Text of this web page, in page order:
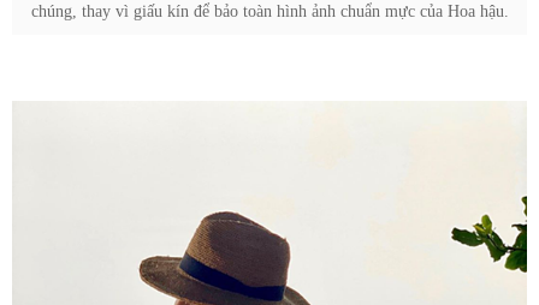
chúng, thay vì giấu kín để bảo toàn hình ảnh chuẩn mực của Hoa hậu.